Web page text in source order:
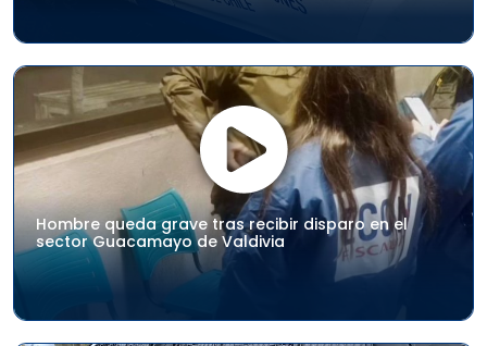
Hombre queda grave tras recibir disparo en el
sector Guacamayo de Valdivia